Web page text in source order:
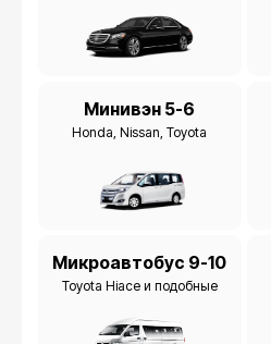
Минивэн 5-6
Honda, Nissan, Toyota
Микроавтобус 9-10
Toyota Hiace и подобные